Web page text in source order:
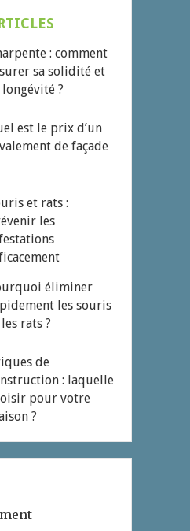
: comment
sa solidité et
longévité ?
est le prix d’un
de façade
et rats :
les
éliminer
les souris
rats ?
de
: laquelle
pour votre
?